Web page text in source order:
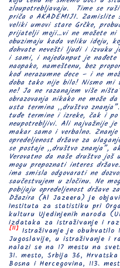
zloupotrebljavaju. Time se
priča o AKADEMIJI.
veliki umovi stare Grčke,
prijatelji moji…vi ne možete
obuzimaju kada veliku ideju,
dohvate nevešti ljudi i izvuku
i sami, i najedanput je
naopako, nameštenu, bez
kod nerazumne dece – i ne
doba tako nije bilo! Nismo mi
ne! Ja ne razanajem više
obrazovanja nikako ne može
usta termina ,,društvo
tuđe termine i izreke, čak i po
neupotrebljivi. Ali najvažnije
makar samo i verbalno.
opredeljenost države za
se postaje ,,društvo znanja”,
Verovatno da naše društvo
mogu prepoznati interes
ima smisla odgovarati ne
saučestvujem u zločinu. Ne
pobijaju opredeljenost države
Džazira (Al Jazeera) je
Instituta za statistiku pri
kulturu Ujedinjenih naroda
izdataka za istraživanje i
[11] Istraživanje je obuhvatilo
Jugoslavije, u istraživanje i
nalazi se na 17 mestu na
31. mesto, Srbija 36,
Bosna i Hercegovina, 113.